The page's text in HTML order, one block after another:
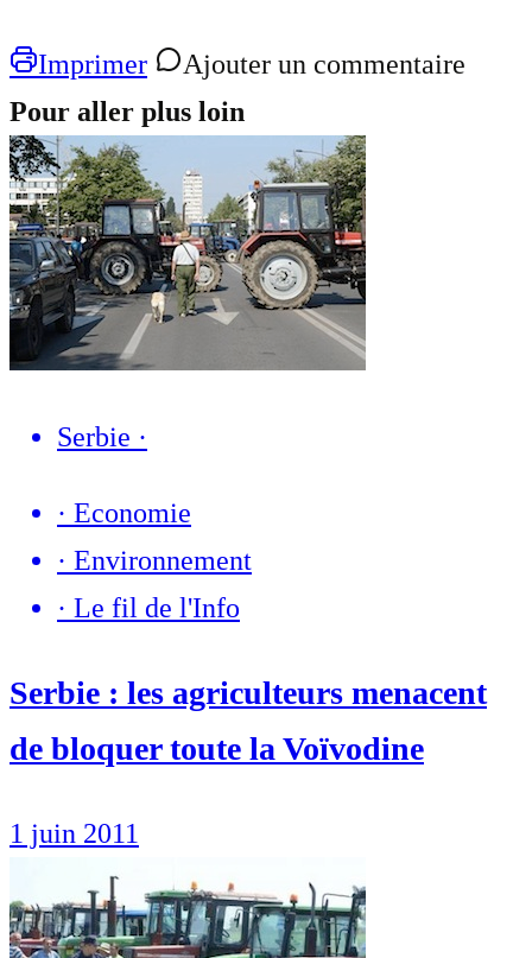
Imprimer
Ajouter un commentaire
Pour aller plus loin
Serbie ·
· Economie
· Environnement
· Le fil de l'Info
Serbie : les agriculteurs menacent
de bloquer toute la Voïvodine
1 juin 2011